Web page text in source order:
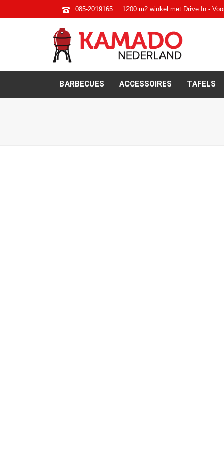
085-2019165 1200 m2 winkel met Drive In -
BARBECUES ACCESSOIRES TAFELS